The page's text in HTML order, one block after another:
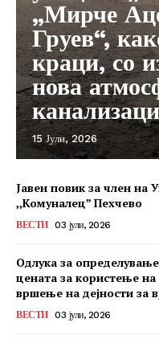
„Мирче
Груев“,
краци, со
нова
15 Јули, 2026
Јавен повик за член на
,,Комуналец” Пехчево
ВЕСТИ 03 јули, 2026
Одлука за
цената за користење
вршење на дејности за
ВЕСТИ 03 јули, 2026